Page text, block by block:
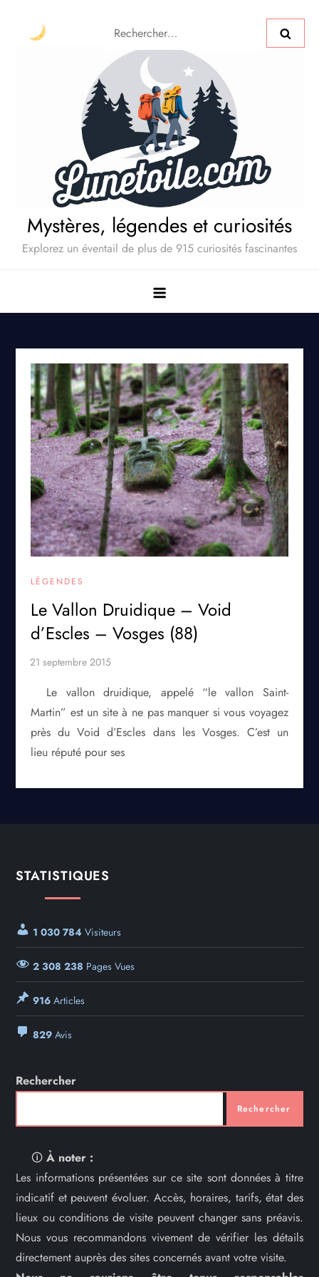
Mystères, légendes et curiosités
Explorez un éventail de plus de 915 curiosités fascinantes
LÉGENDES
Le Vallon Druidique – Void
d’Escles – Vosges (88)
Le vallon druidique, appelé “le vallon Saint-
Martin” est un site à ne pas manquer si vous voyagez
près du Void d’Escles dans les Vosges. C’est un
lieu réputé pour ses
STATISTIQUES
1 030 784 Visiteurs
2 308 238 Pages Vues
916 Articles
829 Avis
Rechercher
Rechercher
🛈À noter :
Les informations présentées sur ce site sont données à titre
indicatif et peuvent évoluer. Accès, horaires, tarifs, état des
lieux ou conditions de visite peuvent changer sans préavis.
Nous vous recommandons vivement de vérifier les détails
directement auprès des sites concernés avant votre visite.